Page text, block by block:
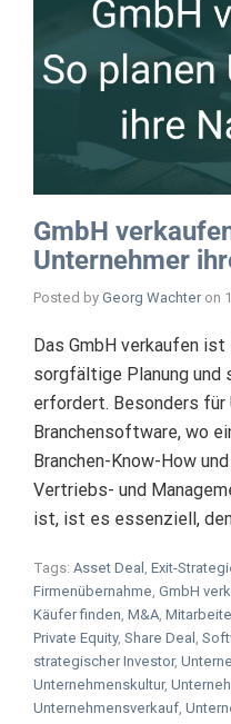
GmbH
Unternehmer
Posted by Georg Wachter on
Das GmbH verkaufen
sorgfältige Planung und
erfordert. Besonders für
Branchensoftware, wo
Branchen-Know-How
Vertriebs- und
ist, ist es essenziell,
Tags: Asset Deal Exit-
Firmenübernahme GmbH
Käufer finden M&A
Private Equity, Share Deal
strategischer Investor,
Unternehmenskultur,
Unternehmensverkauf